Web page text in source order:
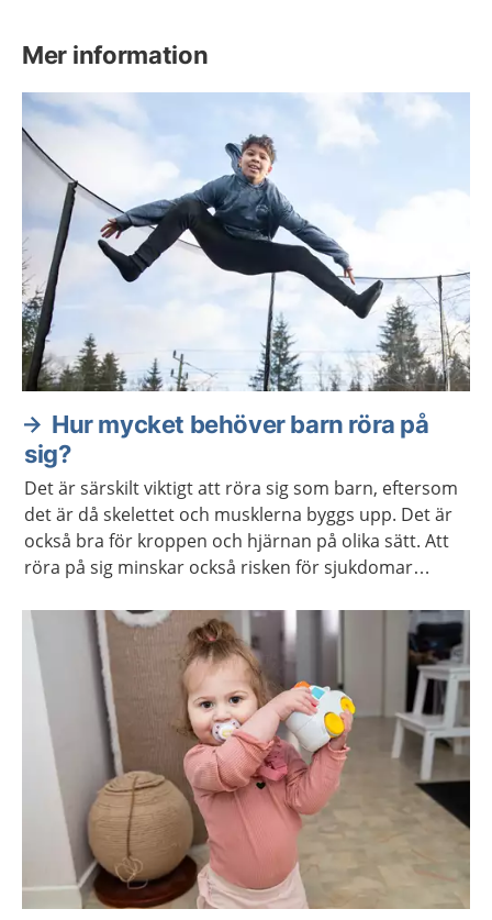
Mer information
Hur mycket behöver barn röra på
sig?
Det är särskilt viktigt att röra sig som barn, eftersom
det är då skelettet och musklerna byggs upp. Det är
också bra för kroppen och hjärnan på olika sätt. Att
röra på sig minskar också risken för sjukdomar